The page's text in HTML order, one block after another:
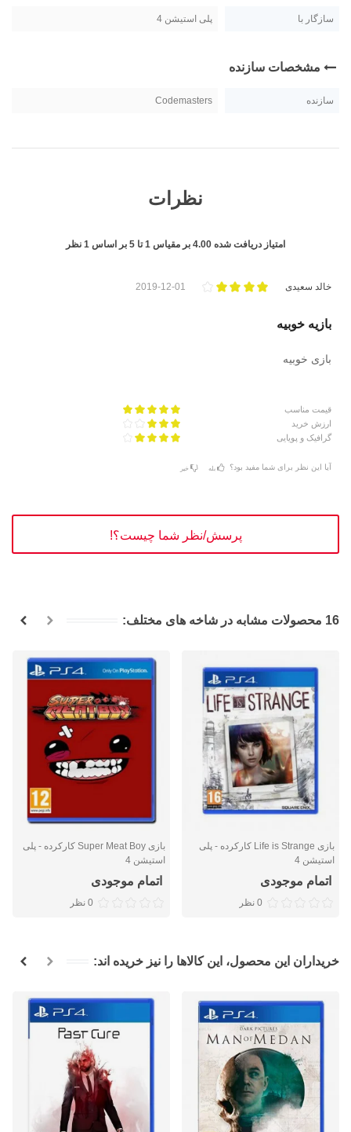
سازگار با پلی استیشن 4
مشخصات سازنده
سازنده Codemasters
نظرات
امتیاز دریافت شده 4.00 بر مقیاس 1تا 5 بر اساس 1 نظر
خالد سعیدی 2019-12-01
بازیه خوبیه
بازی خوبیه
قیمت مناسب
ارزش خرید
گرافیک و پویایی
آیا این نظر برای شما مفید بود؟ بله خیر
پرسش/نظر شما چیست؟!
16 محصولات مشابه در شاخه های مختلف:
بازی Life is Strange کارکرده - پلی
استیشن 4
اتمام موجودی
0 نظر
بازی Super Meat Boy کارکرده - پلی
استیشن 4
اتمام موجودی
0 نظر
خریداران این محصول، این کالاها را نیز خریده اند: